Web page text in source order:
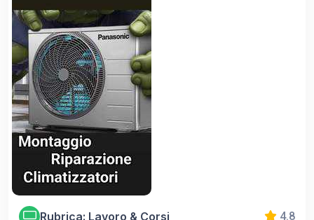
Rubrica: Lavoro & Corsi 4.8